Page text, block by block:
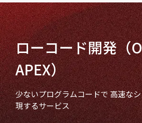
ローコード開発（
APEX）
少ないプログラムコードで 高速な
現するサービス